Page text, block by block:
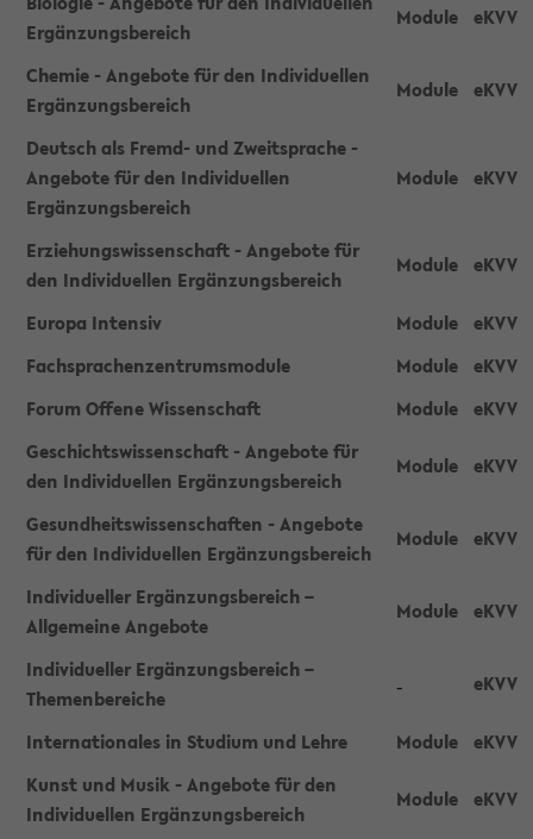
Ergänzungsbereich
Module eKVV
Chemie - Angebote für den Individuellen
Ergänzungsbereich
Module eKVV
Deutsch als Fremd- und Zweitsprache -
Angebote für den Individuellen
Ergänzungsbereich
Module eKVV
Erziehungswissenschaft - Angebote für
den Individuellen Ergänzungsbereich
Module eKVV
Europa Intensiv Module eKVV
Fachsprachenzentrumsmodule
Module eKVV
Forum Offene Wissenschaft
Module eKVV
Geschichtswissenschaft - Angebote für
den Individuellen Ergänzungsbereich
Module eKVV
Gesundheitswissenschaften - Angebote
für den Individuellen Ergänzungsbereich
Module eKVV
Individueller Ergänzungsbereich –
Allgemeine Angebote
Module eKVV
Individueller Ergänzungsbereich –
Themenbereiche
- eKVV
Internationales in Studium und Lehre Module eKVV
Kunst und Musik - Angebote für den
Individuellen Ergänzungsbereich
Module eKVV